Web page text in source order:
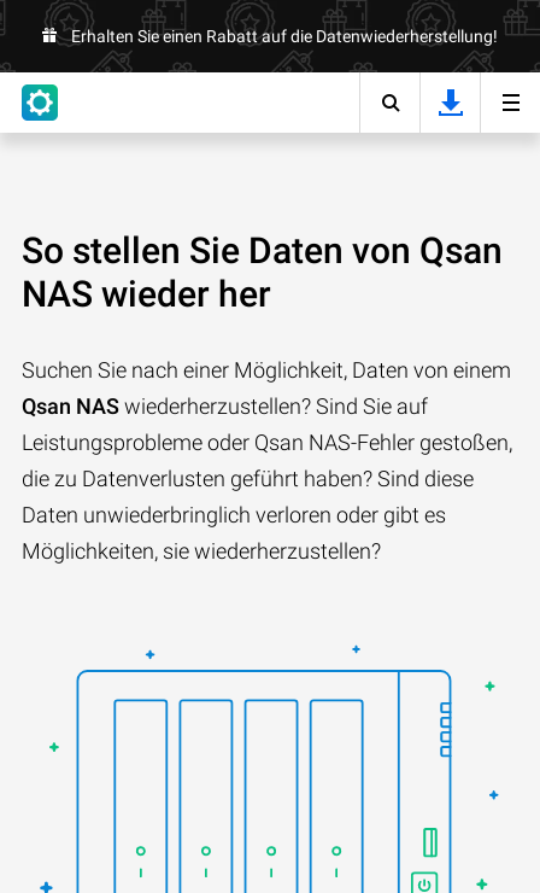
Erhalten Sie einen Rabatt auf die Datenwiederherstellung!
So stellen Sie Daten von Qsan
NAS wieder her
Suchen Sie nach einer Möglichkeit, Daten von einem
Qsan NASwiederherzustellen? Sind Sie auf
Leistungsprobleme oder Qsan NAS-Fehler gestoßen,
die zu Datenverlusten geführt haben? Sind diese
Daten unwiederbringlich verloren oder gibt es
Möglichkeiten, sie wiederherzustellen?